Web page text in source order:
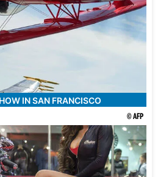
IN SAN FRANCISCO
© AFP